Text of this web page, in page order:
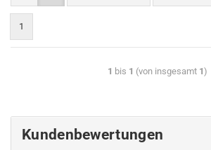
1
1 bis 1 (von insgesamt 1)
Kundenbewertungen